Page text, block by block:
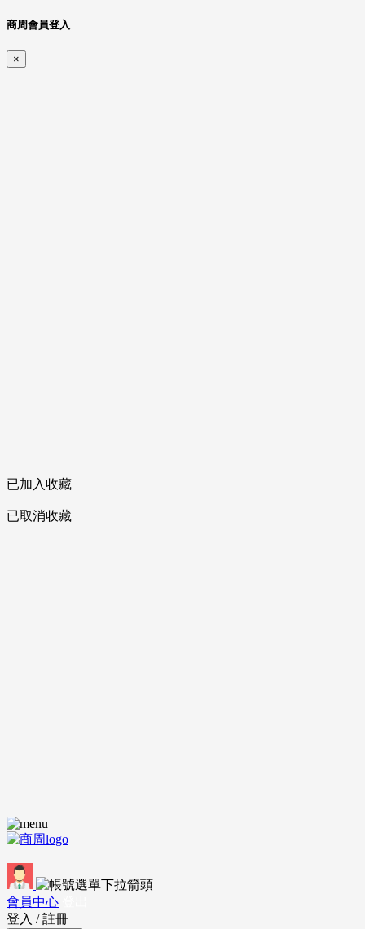
商周會員登入
×
已加入收藏
已取消收藏
會員中心
登入 / 註冊